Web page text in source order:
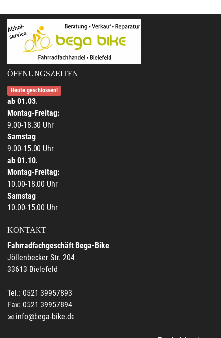
ÖFFNUNGSZEITEN
Heute geschlossen!
ab 01.03.
Montag-Freitag:
9.00-18.30 Uhr
Samstag
9.00-15.00 Uhr
ab 01.10.
Montag-Freitag:
10.00-18.00 Uhr
Samstag
10.00-15.00 Uhr
KONTAKT
Fahrradfachgeschäft Bega-Bike
Jöllenbecker Str. 204
33613 Bielefeld
Tel.: 0521 39957893
Fax: 0521 39957894
info@bega-bike.de